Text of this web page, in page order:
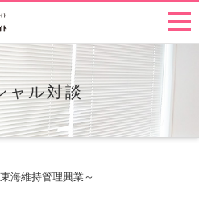
ャル対談
海維持管理興業～